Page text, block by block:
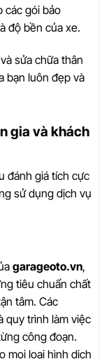
các gói bảo
độ bền của xe.
sửa chữa thân
bạn luôn đẹp và
gia và khách
đánh giá tích cực
sử dụng dịch vụ
garageoto.vn,
tiêu chuẩn chất
tâm. Các
quy trình làm việc
công đoạn.
mọi loại hình dịch